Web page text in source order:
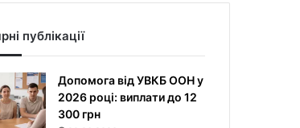
публікації
Допомога від УВКБ ООН у
2026 році: виплати до 12
300 грн